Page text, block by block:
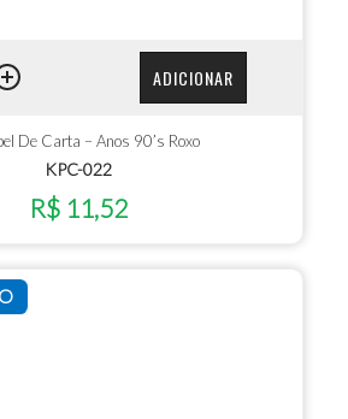
ADICIONAR
De Carta – Anos 90’s Roxo
KPC-022
R$ 11,52